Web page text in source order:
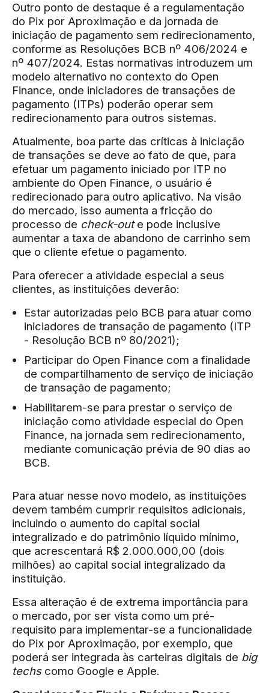
Outro ponto de destaque é a regulamentação
do Pix por Aproximação e da jornada de
iniciação de pagamento sem redirecionamento,
conforme as Resoluções BCB nº 406/2024 e
nº 407/2024. Estas normativas introduzem um
modelo alternativo no contexto do Open
Finance, onde iniciadores de transações de
pagamento (ITPs) poderão operar sem
redirecionamento para outros sistemas.
Atualmente, boa parte das críticas à iniciação
de transações se deve ao fato de que, para
efetuar um pagamento iniciado por ITP no
ambiente do Open Finance, o usuário é
redirecionado para outro aplicativo. Na visão
do mercado, isso aumenta a fricção do
processo de check-oute pode inclusive
aumentar a taxa de abandono de carrinho sem
que o cliente efetue o pagamento.
Para oferecer a atividade especial a seus
clientes, as instituições deverão:
Estar autorizadas pelo BCB para atuar como
iniciadores de transação de pagamento (ITP
- Resolução BCB nº 80/2021);
Participar do Open Finance com a finalidade
de compartilhamento de serviço de iniciação
de transação de pagamento;
Habilitarem-se para prestar o serviço de
iniciação como atividade especial do Open
Finance, na jornada sem redirecionamento,
mediante comunicação prévia de 90 dias ao
BCB.
Para atuar nesse novo modelo, as instituições
devem também cumprir requisitos adicionais,
incluindo o aumento do capital social
integralizado e do patrimônio líquido mínimo,
que acrescentará R$ 2.000.000,00 (dois
milhões) ao capital social integralizado da
instituição.
Essa alteração é de extrema importância para
o mercado, por ser vista como um pré-
requisito para implementar-se a funcionalidade
do Pix por Aproximação, por exemplo, que
poderá ser integrada às carteiras digitais de big
techscomo Google e Apple.